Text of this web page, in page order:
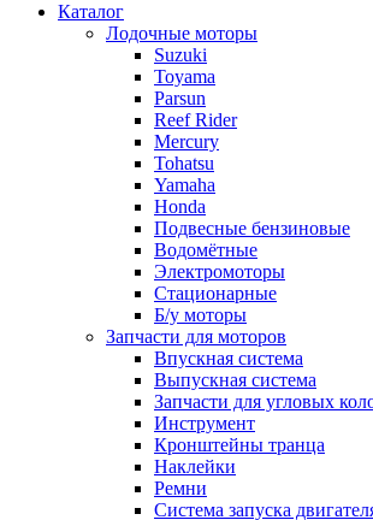
Каталог
Лодочные моторы
Suzuki
Toyama
Parsun
Reef Rider
Mercury
Tohatsu
Yamaha
Honda
Подвесные бензиновые
Водомётные
Электромоторы
Стационарные
Б/у моторы
Запчасти для моторов
Впускная система
Выпускная система
Запчасти для угловых
Инструмент
Кронштейны транца
Наклейки
Ремни
Система запуска